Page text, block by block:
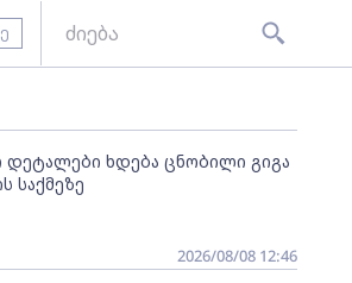
დეტალები ხდება ცნობილი გიგა
საქმეზე
2026/08/08 12:46